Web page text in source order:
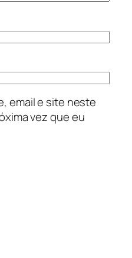
email e site neste
vez que eu